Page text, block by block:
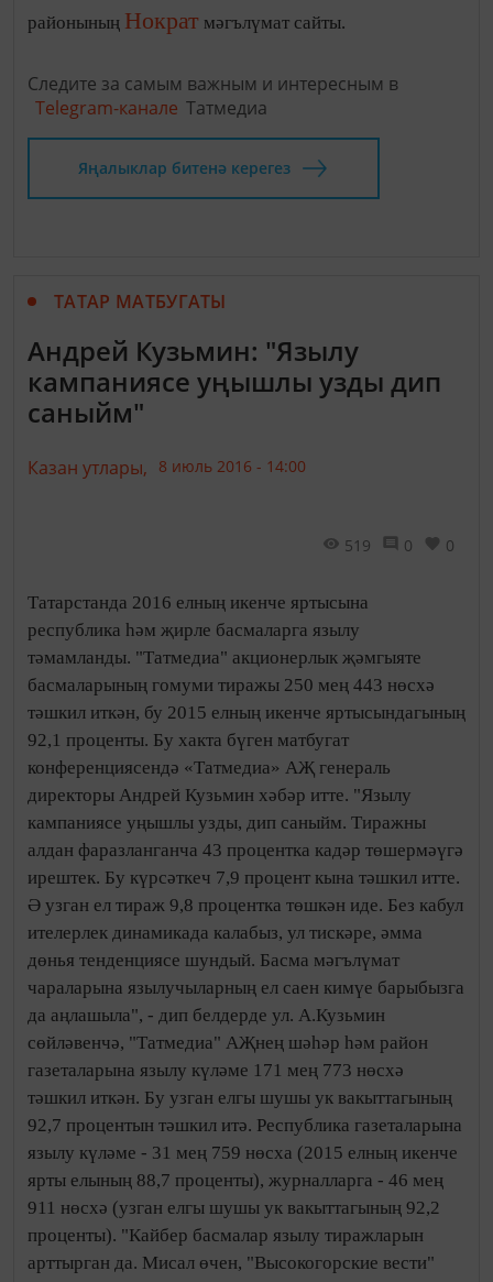
районының Нократ мәгълүмат сайты.
Следите за самым важным и интересным в
Telegram-канале Татмедиа
Яңалыклар битенә керегез
ТАТАР МАТБУГАТЫ
Андрей Кузьмин: "Язылу
кампаниясе уңышлы узды дип
саныйм"
Казан утлары, 8 июль 2016 - 14:00
519 0 0
Татарстанда 2016 елның икенче яртысына
республика һәм җирле басмаларга язылу
тәмамланды. "Татмедиа" акционерлык җәмгыяте
басмаларының гомуми тиражы 250 мең 443 нөсхә
тәшкил иткән, бу 2015 елның икенче яртысындагының
92,1 проценты. Бу хакта бүген матбугат
конференциясендә «Татмедиа» АҖ генераль
директоры Андрей Кузьмин хәбәр итте. "Язылу
кампаниясе уңышлы узды, дип саныйм. Тиражны
алдан фаразланганча 43 процентка кадәр төшермәүгә
ирештек. Бу күрсәткеч 7,9 процент кына тәшкил итте.
Ә узган ел тираж 9,8 процентка төшкән иде. Без кабул
ителерлек динамикада калабыз, ул тискәре, әмма
дөнья тенденциясе шундый. Басма мәгълүмат
чараларына язылучыларның ел саен кимүе барыбызга
да аңлашыла", - дип белдерде ул. А.Кузьмин
сөйләвенчә, "Татмедиа" АҖнең шәһәр һәм район
газеталарына язылу күләме 171 мең 773 нөсхә
тәшкил иткән. Бу узган елгы шушы ук вакыттагының
92,7 процентын тәшкил итә. Республика газеталарына
язылу күләме - 31 мең 759 нөсха (2015 елның икенче
ярты елының 88,7 проценты), журналларга - 46 мең
911 нөсхә (узган елгы шушы ук вакыттагының 92,2
проценты). "Кайбер басмалар язылу тиражларын
арттырган да. Мисал өчен, "Высокогорские вести"